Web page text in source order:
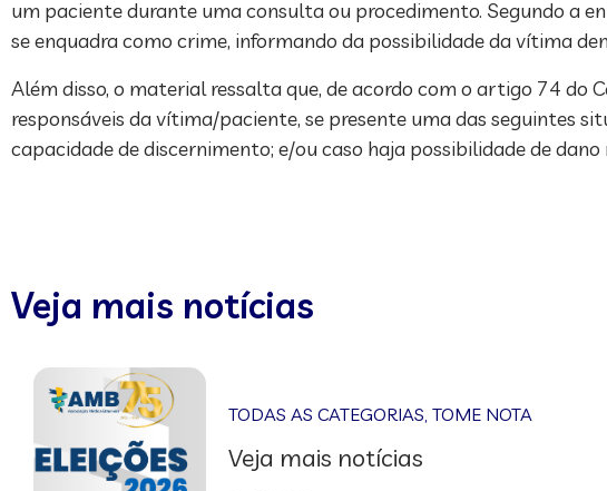
um paciente durante uma consulta ou procedimento. Segundo a
se enquadra como crime, informando da possibilidade da vítima
Além disso, o material ressalta que, de acordo com o artigo 74 do
responsáveis da vítima/paciente, se presente uma das seguintes
capacidade de discernimento; e/ou caso haja possibilidade de dano
Veja mais notícias
TODAS AS CATEGORIAS,TOME NOTA
Veja mais notícias